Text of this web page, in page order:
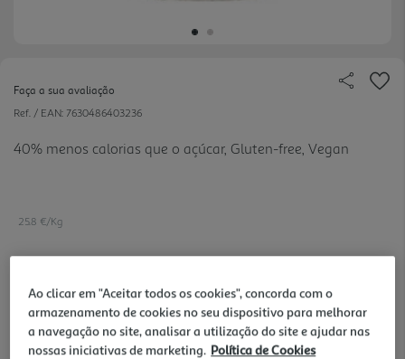
Faça a sua avaliação
Ref. / EAN: 7630486403236
40% menos calorias que o açúcar, Gluten-free, Vegan
25.8 €/Kg
6,45 €
Notas de preparação
Ao clicar em "Aceitar todos os cookies", concorda com o
armazenamento de cookies no seu dispositivo para melhorar
a navegação no site, analisar a utilização do site e ajudar nas
nossas iniciativas de marketing. Política de Cookies